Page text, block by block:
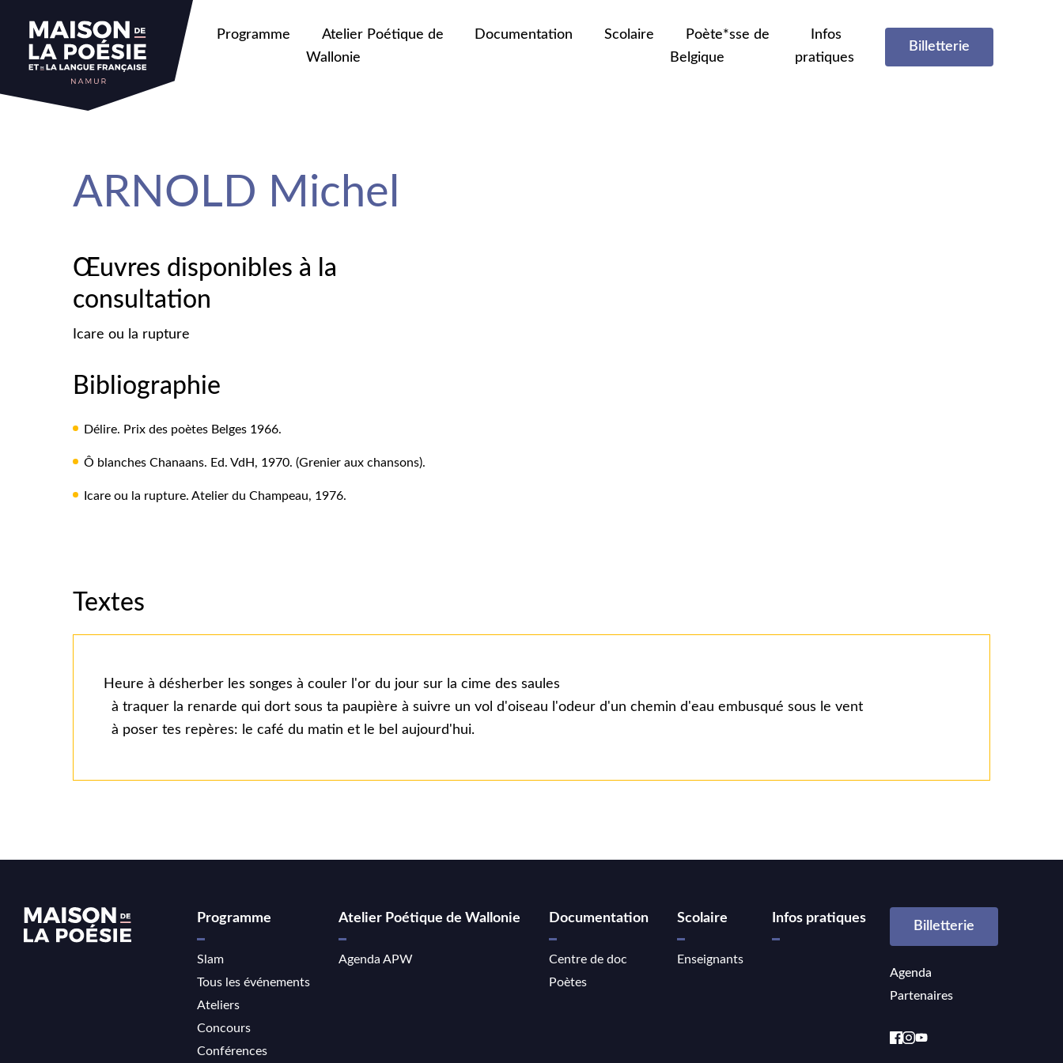
Programme
Atelier Poétique de
Wallonie
Documentation Scolaire
Poète*sse de
Belgique
Infos
pratiques
Billetterie
ARNOLD Michel
Œuvres disponibles à la
consultation
Icare ou la rupture
Bibliographie
Délire. Prix des poètes Belges 1966.
Ô blanches Chanaans. Ed. VdH, 1970. (Grenier aux chansons).
Icare ou la rupture. Atelier du Champeau, 1976.
Textes
Heure à désherber les songes à couler l'or du jour sur la cime des saules
à traquer la renarde qui dort sous ta paupière à suivre un vol d'oiseau l'odeur d'un chemin d'eau embusqué sous le vent
à poser tes repères: le café du matin et le bel aujourd'hui.
Programme
Slam
Tous les événements
Ateliers
Concours
Conférences
Atelier Poétique de Wallonie
Agenda APW
Documentation
Centre de doc
Poètes
Scolaire
Enseignants
Infos pratiques
Billetterie
Agenda
Partenaires